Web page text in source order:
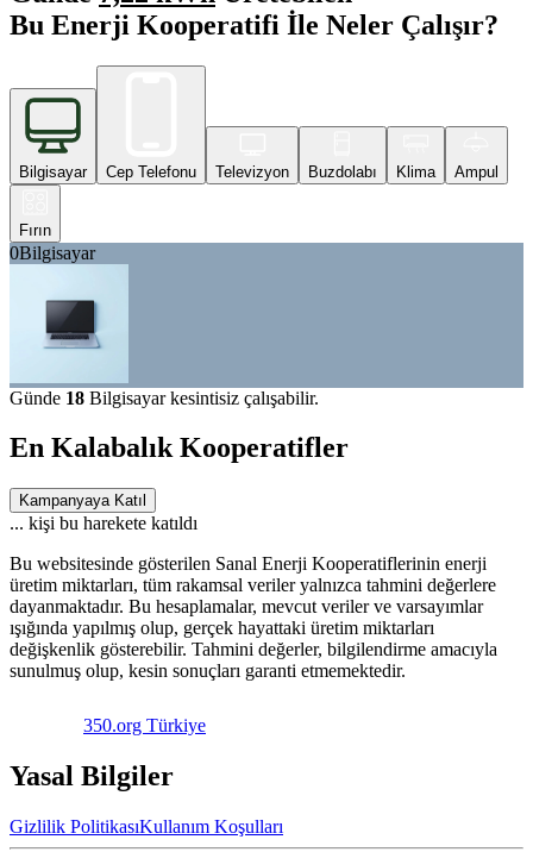
Bu Enerji Kooperatifi İle Neler Çalışır?
Bilgisayar Cep Telefonu Televizyon Buzdolabı Klima Ampul
Fırın
0Bilgisayar
Günde 18 Bilgisayar kesintisiz çalışabilir.
En Kalabalık Kooperatifler
Kampanyaya Katıl
... kişi bu harekete katıldı
Bu websitesinde gösterilen Sanal Enerji Kooperatiflerinin enerji
üretim miktarları, tüm rakamsal veriler yalnızca tahmini değerlere
dayanmaktadır. Bu hesaplamalar, mevcut veriler ve varsayımlar
ışığında yapılmış olup, gerçek hayattaki üretim miktarları
değişkenlik gösterebilir. Tahmini değerler, bilgilendirme amacıyla
sunulmuş olup, kesin sonuçları garanti etmemektedir.
350.org Türkiye
Yasal Bilgiler
Gizlilik PolitikasıKullanım Koşulları